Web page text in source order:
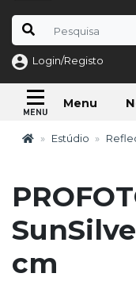
Login/Registo
Menu
Estúdio
cm